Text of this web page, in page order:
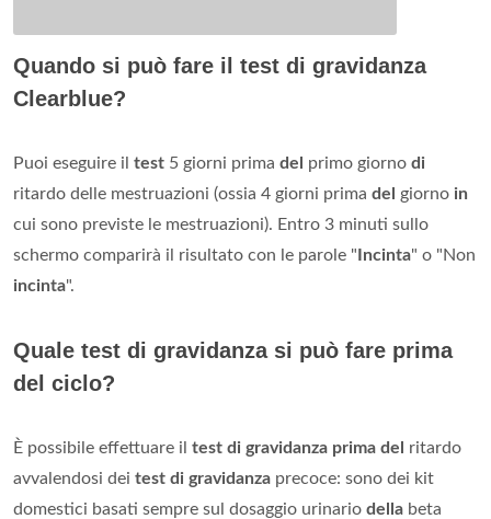
Quando si può fare il test di gravidanza
Clearblue?
Puoi eseguire il test 5 giorni prima del primo giorno di
ritardo delle mestruazioni (ossia 4 giorni prima del giorno in
cui sono previste le mestruazioni). Entro 3 minuti sullo
schermo comparirà il risultato con le parole "Incinta" o "Non
incinta".
Quale test di gravidanza si può fare prima
del ciclo?
È possibile effettuare il test di gravidanza prima del ritardo
avvalendosi dei test di gravidanza precoce: sono dei kit
domestici basati sempre sul dosaggio urinario della beta